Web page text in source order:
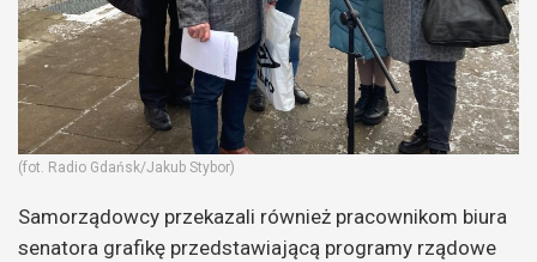
(fot. Radio Gdańsk/Jakub Stybor)
Samorządowcy przekazali również pracownikom biura
senatora grafikę przedstawiającą programy rządowe